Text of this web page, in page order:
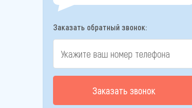
Заказать обратный звонок:
Заказать звонок